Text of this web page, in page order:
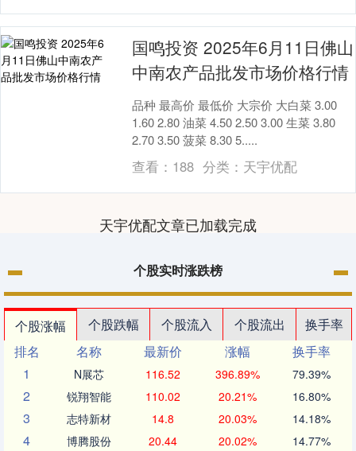
国鸣投资 2025年6月11日佛山
中南农产品批发市场价格行情
品种 最高价 最低价 大宗价 大白菜 3.00
1.60 2.80 油菜 4.50 2.50 3.00 生菜 3.80
2.70 3.50 菠菜 8.30 5.....
查看： 188 分类： 天宇优配
天宇优配文章已加载完成
个股实时涨跌榜
个股涨幅 个股跌幅 个股流入 个股流出
换手率
排名
名称 最新价 涨幅
换手率
1
N展芯 116.52 396.89% 79.39%
2 锐翔智能 110.02 20.21% 16.80%
3 志特新材 14.8 20.03% 14.18%
4 博腾股份 20.44 20.02% 14.77%